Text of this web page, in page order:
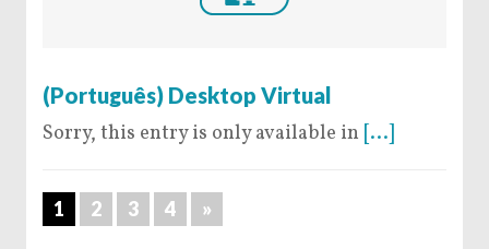
(Português) Desktop Virtual
Sorry, this entry is only available in [...]
1 2 3 4 »